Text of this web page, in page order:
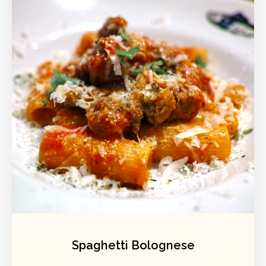
Spaghetti Bolognese